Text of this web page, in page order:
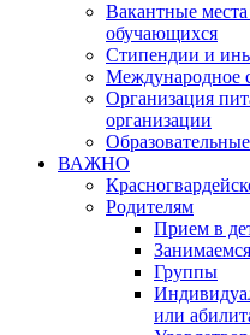
Вакантные
обучающихся
Стипендии и
Международное
Организация
организации
ВАЖНО
Родителям
Прием в
Группы
или